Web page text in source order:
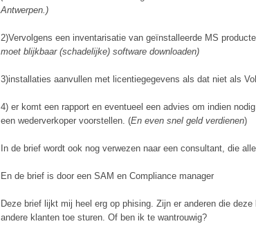
Antwerpen.)
2)Vervolgens een inventarisatie van geïnstalleerde MS
moet blijkbaar (schadelijke) software downloaden)
3)installaties aanvullen met licentiegegevens als dat niet als
4) er komt een rapport en eventueel een advies om indien
een wederverkoper voorstellen. (En even snel geld verdienen)
In de brief wordt ook nog verwezen naar een consultant, die
En de brief is door een SAM en Compliance manager
Deze brief lijkt mij heel erg op phising. Zijn er anderen die
andere klanten toe sturen. Of ben ik te wantrouwig?